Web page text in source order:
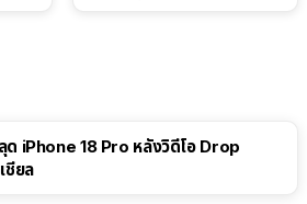
iPhone 18 Pro หลังวิดีโอ Drop
ชียล